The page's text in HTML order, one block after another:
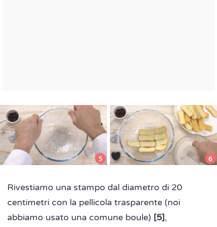
Rivestiamo una stampo dal diametro di 20
centimetri con la pellicola trasparente (noi
abbiamo usato una comune boule) [5],